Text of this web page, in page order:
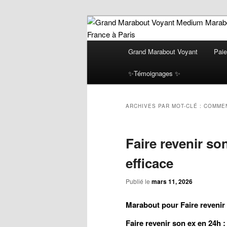
Grand
Sérieux
paiement
ligne en Ile
Grand Marabout Voyant
Profitez d’une voyance
puissants ! le plus grand
Grâce à mes rituels éprouvés,
Grand Marabout Voyant
✨Témoignages ✨
ARCHIVES PAR MOT-CLÉ :
Faire revenir
efficace
Publié le mars 11, 2026
Marabout pour Faire
Faire revenir son ex en 24h